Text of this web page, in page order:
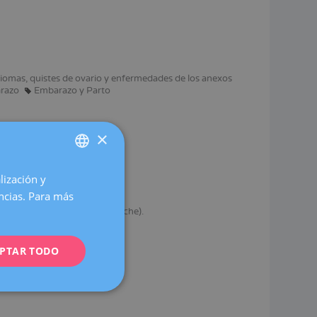
quistes de ovario y enfermedades de los anexos
Embarazo y Parto
Miguel Hernández (Elche).
e internacionales.
CATALÀ
FRENCH
×
y
Para más
TODO